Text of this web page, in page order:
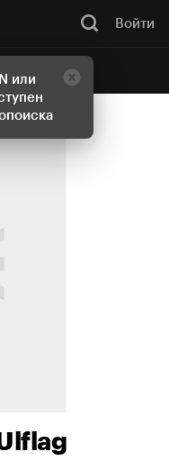
или
Войти